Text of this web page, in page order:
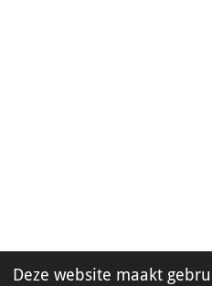
Deze website maakt